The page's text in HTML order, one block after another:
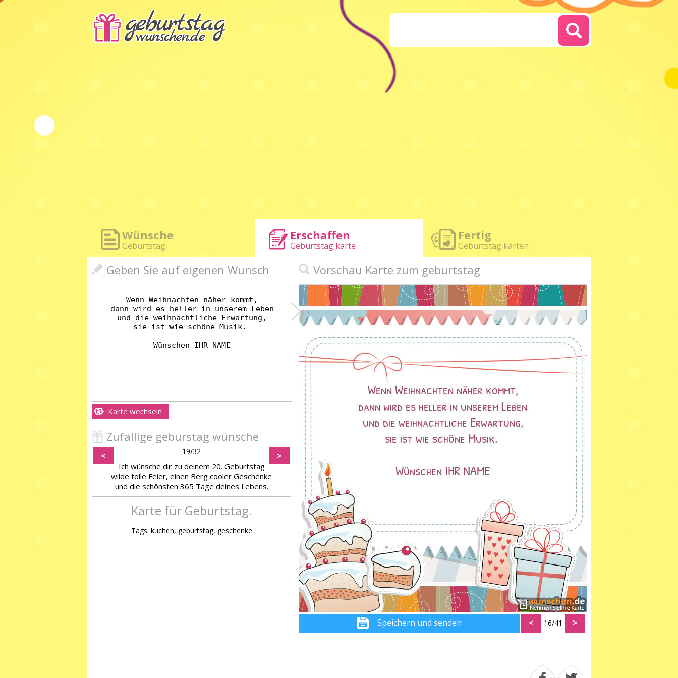
Wünsche
Geburtstag
Erschaffen
Geburtstag karte
Fertig
Geburtstag karten
Geben Sie auf eigenen Wunsch
Karte wechseln
Vorschau Karte zum geburtstag
Speichern und senden < 16/41 >
Zufällige geburstag wünsche
< 19/32 >
Ich wünsche dir zu deinem 20. Geburtstag
wilde tolle Feier, einen Berg cooler Geschenke
und die schönsten 365 Tage deines Lebens.
Karte für Geburtstag.
Tags: kuchen, geburtstag, geschenke